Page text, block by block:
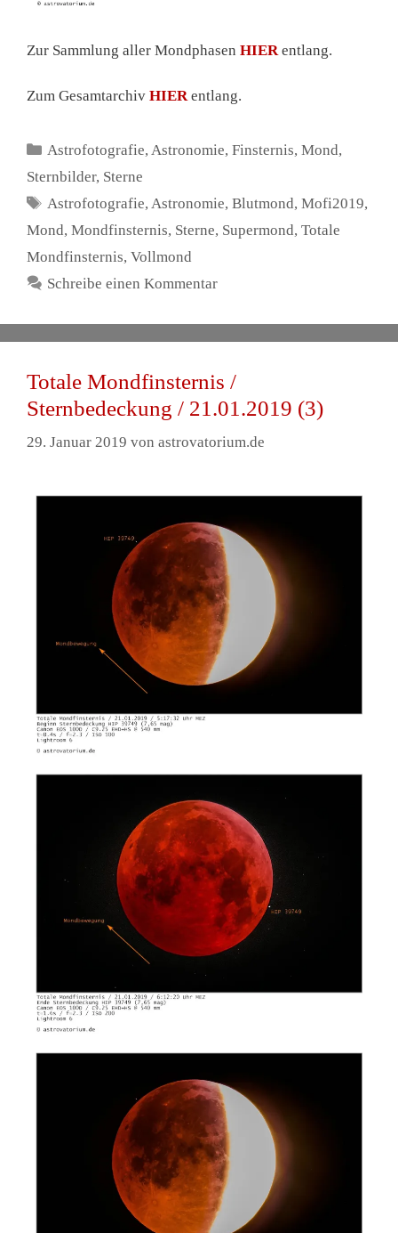
Zur Sammlung aller Mondphasen HIERentlang.
Zum Gesamtarchiv HIER entlang.
Kategorien
Astrofotografie, Astronomie,Finsternis,Mond,
Sternbilder, Sterne
Schlagwörter
Astrofotografie, Astronomie,Blutmond,Mofi2019,
Mond, Mondfinsternis, Sterne, Supermond, Totale
Mondfinsternis, Vollmond
Schreibe einen Kommentar
Totale Mondfinsternis /
Sternbedeckung / 21.01.2019 (3)
29. Januar 2019 von astrovatorium.de